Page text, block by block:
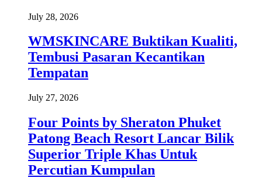
July 28, 2026
WMSKINCARE Buktikan Kualiti,
Tembusi Pasaran Kecantikan
Tempatan
July 27, 2026
Four Points by Sheraton Phuket
Patong Beach Resort Lancar Bilik
Superior Triple Khas Untuk
Percutian Kumpulan